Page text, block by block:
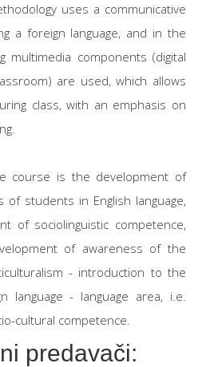
uses a communicative
a foreign language, and in the
multimedia components (digital
are used, which allows
class, with an emphasis on
course is the development of
of students in English language,
of sociolinguistic competence,
of awareness of the
- introduction to the
language - language area, i.e.
cultural competence.
predavači: